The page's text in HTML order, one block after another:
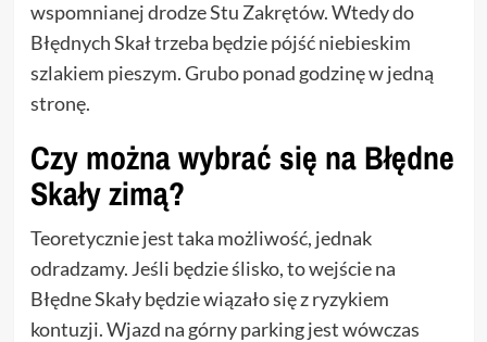
wspomnianej drodze Stu Zakrętów. Wtedy do
Błędnych Skał trzeba będzie pójść niebieskim
szlakiem pieszym. Grubo ponad godzinę w jedną
stronę.
Czy można wybrać się na Błędne
Skały zimą?
Teoretycznie jest taka możliwość, jednak
odradzamy. Jeśli będzie ślisko, to wejście na
Błędne Skały będzie wiązało się z ryzykiem
kontuzji. Wjazd na górny parking jest wówczas